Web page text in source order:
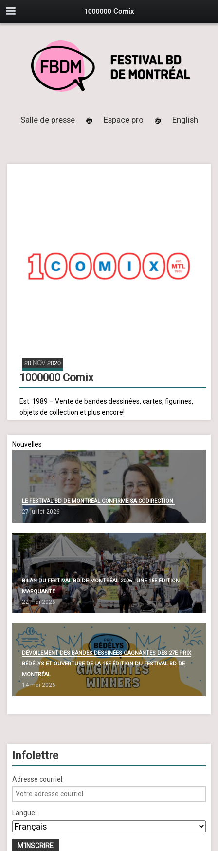
1000000 Comix
Salle de presse Espace pro English
20 NOV 2020
1000000 Comix
Est. 1989 – Vente de bandes dessinées, cartes, figurines,
objets de collection et plus encore!
Nouvelles
LE FESTIVAL BD DE MONTRÉAL CONFIRME SA CODIRECTION
27 juillet 2026
BILAN DU FESTIVAL BD DE MONTRÉAL 2026 : UNE 15E ÉDITION
MARQUANTE
22 mai 2026
DÉVOILEMENT DES BANDES DESSINÉES GAGNANTES DES 27E PRIX
BÉDÉLYS ET OUVERTURE DE LA 15E ÉDITION DU FESTIVAL BD DE
MONTRÉAL
14 mai 2026
Infolettre
Adresse courriel:
Langue: